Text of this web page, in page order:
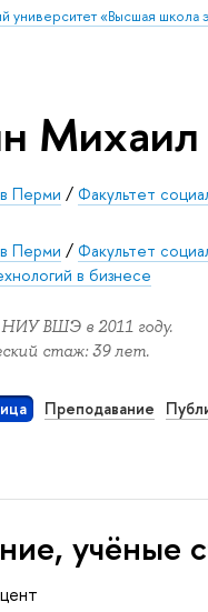
университет «Высшая школа
Перми /Факультет
Перми /Факультет
в бизнесе
ВШЭ в 2011 году.
стаж: 39 лет.
Преподавание
учёные